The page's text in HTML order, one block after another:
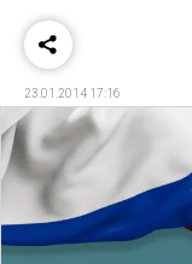
23.01.2014 17:16